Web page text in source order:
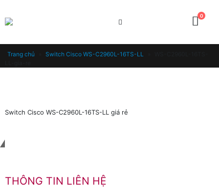
0
Trang chủ Switch Cisco WS-C2960L-16TS-LL
Switch Cisco WS-C2960L-16TS-LL giá rẻ
THÔNG TIN LIÊN HỆ